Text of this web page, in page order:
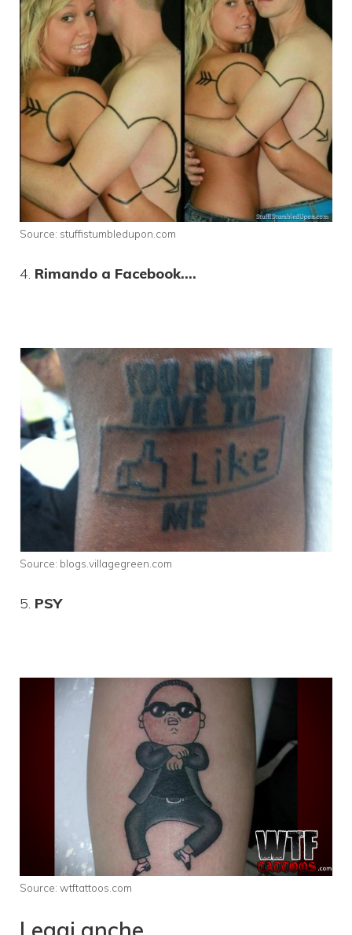
Source: stuffistumbledupon.com
4. Rimando a Facebook….
Source: blogs.villagegreen.com
5. PSY
Source: wtftattoos.com